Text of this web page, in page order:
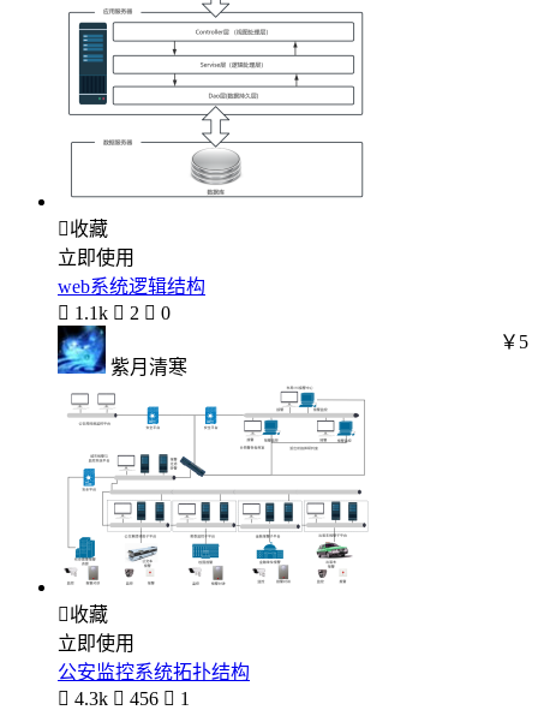
收藏
立即使用
web系统逻辑结构
 1.1k  2  0
紫月清寒
￥5
收藏
立即使用
公安监控系统拓扑结构
 4.3k  456  1